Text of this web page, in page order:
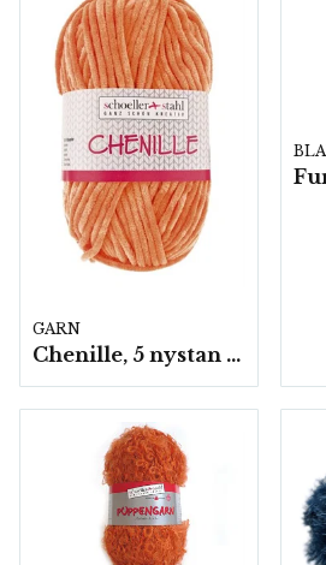
GARN
Chenille, 5 nystan a100g./fp. (Schoeller+Stahl)